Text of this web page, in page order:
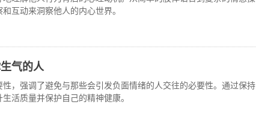
互动来洞察他人的内心世界。
气的人
，强调了避免与那些会引发负面情绪的人交往的必要性。通过保持
活质量并保护自己的精神健康。